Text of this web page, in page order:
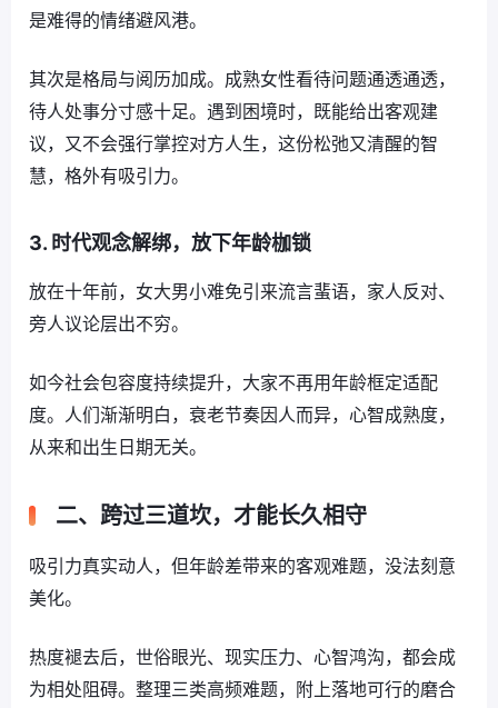
是难得的情绪避风港。
其次是格局与阅历加成。成熟女性看待问题通透通透，
待人处事分寸感十足。遇到困境时，既能给出客观建
议，又不会强行掌控对方人生，这份松弛又清醒的智
慧，格外有吸引力。
3. 时代观念解绑，放下年龄枷锁
放在十年前，女大男小难免引来流言蜚语，家人反对、
旁人议论层出不穷。
如今社会包容度持续提升，大家不再用年龄框定适配
度。人们渐渐明白，衰老节奏因人而异，心智成熟度，
从来和出生日期无关。
二、跨过三道坎，才能长久相守
吸引力真实动人，但年龄差带来的客观难题，没法刻意
美化。
热度褪去后，世俗眼光、现实压力、心智鸿沟，都会成
为相处阻碍。整理三类高频难题，附上落地可行的磨合